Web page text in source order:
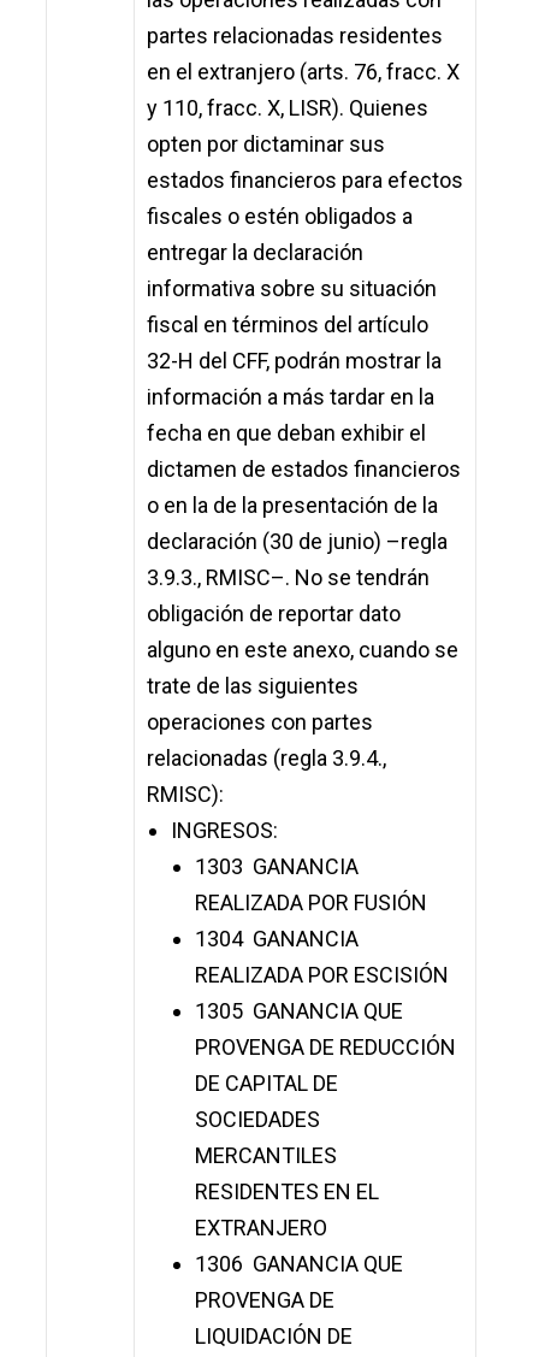
partes relacionadas residentes
en el extranjero (arts. 76, fracc. X
y 110, fracc. X, LISR). Quienes
opten por dictaminar sus
estados financieros para efectos
fiscales o estén obligados a
entregar la declaración
informativa sobre su situación
fiscal en términos del artículo
32-H del CFF, podrán mostrar la
información a más tardar en la
fecha en que deban exhibir el
dictamen de estados financieros
o en la de la presentación de la
declaración (30 de junio) –regla
3.9.3., RMISC–. No se tendrán
obligación de reportar dato
alguno en este anexo, cuando se
trate de las siguientes
operaciones con partes
relacionadas (regla 3.9.4.,
RMISC):
INGRESOS:
1303 GANANCIA
REALIZADA POR FUSIÓN
1304 GANANCIA
REALIZADA POR ESCISIÓN
1305 GANANCIA QUE
PROVENGA DE REDUCCIÓN
DE CAPITAL DE
SOCIEDADES
MERCANTILES
RESIDENTES EN EL
EXTRANJERO
1306 GANANCIA QUE
PROVENGA DE
LIQUIDACIÓN DE